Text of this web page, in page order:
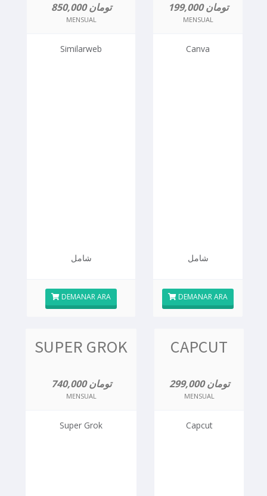
850,000 تومان
MENSUAL
Similarweb
شامل
DEMANAR ARA
199,000 تومان
MENSUAL
Canva
شامل
DEMANAR ARA
SUPER GROK
740,000 تومان
MENSUAL
Super Grok
CAPCUT
299,000 تومان
MENSUAL
Capcut